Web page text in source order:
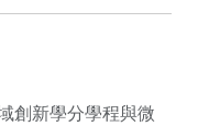
創新學分學程與微